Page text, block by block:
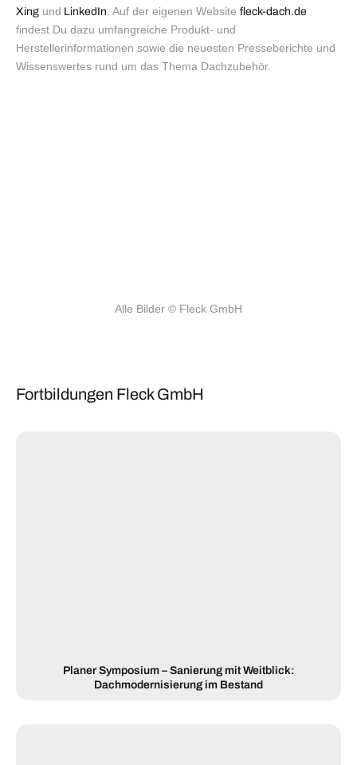
Xing und LinkedIn . Auf der eigenen Website fleck-dach.de
findest Du dazu umfangreiche Produkt- und
Herstellerinformationen sowie die neuesten Presseberichte und
Wissenswertes rund um das Thema Dachzubehör.
Alle Bilder © Fleck GmbH
Fortbildungen Fleck GmbH
Planer Symposium – Sanierung mit Weitblick:
Dachmodernisierung im Bestand